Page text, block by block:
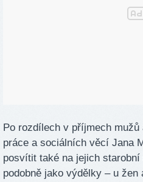
Po rozdílech v příjmech
práce a sociálních věcí Jana
posvítit také na jejich
podobně jako výdělky – u